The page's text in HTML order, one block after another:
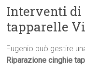
Interventi di
tapparelle
Eugenio può gestire
Riparazione cinghie